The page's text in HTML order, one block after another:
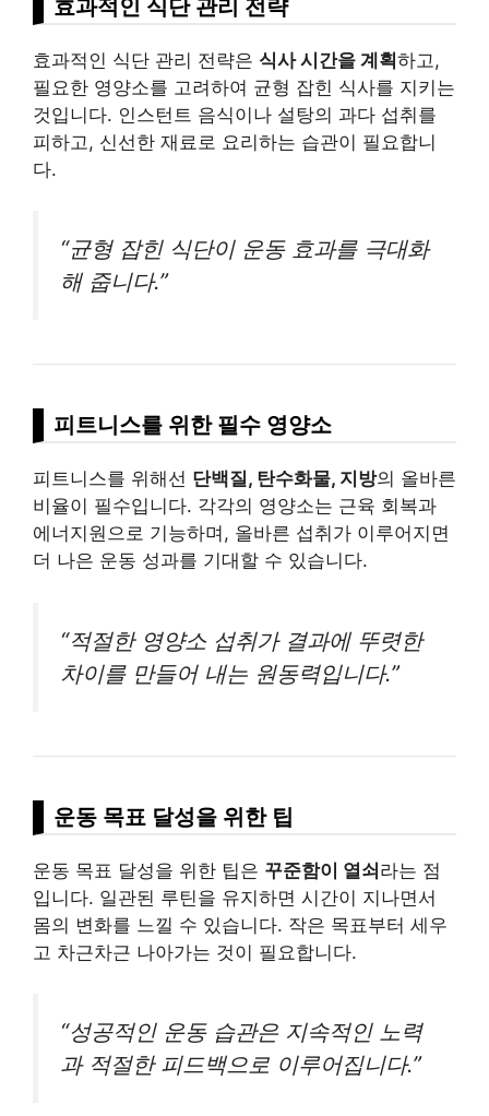
효과적인 식단 관리 전략
효과적인 식단 관리 전략은 식사 시간을 계획하고,
필요한 영양소를 고려하여 균형 잡힌 식사를 지키는
것입니다. 인스턴트 음식이나 설탕의 과다 섭취를
피하고, 신선한 재료로 요리하는 습관이 필요합니
다.
“균형 잡힌 식단이 운동 효과를 극대화
해 줍니다.”
피트니스를 위한 필수 영양소
피트니스를 위해선 단백질, 탄수화물, 지방의 올바른
비율이 필수입니다. 각각의 영양소는 근육 회복과
에너지원으로 기능하며, 올바른 섭취가 이루어지면
더 나은 운동 성과를 기대할 수 있습니다.
“적절한 영양소 섭취가 결과에 뚜렷한
차이를 만들어 내는 원동력입니다.”
운동 목표 달성을 위한 팁
운동 목표 달성을 위한 팁은 꾸준함이 열쇠라는 점
입니다. 일관된 루틴을 유지하면 시간이 지나면서
몸의 변화를 느낄 수 있습니다. 작은 목표부터 세우
고 차근차근 나아가는 것이 필요합니다.
“성공적인 운동 습관은 지속적인 노력
과 적절한 피드백으로 이루어집니다.”